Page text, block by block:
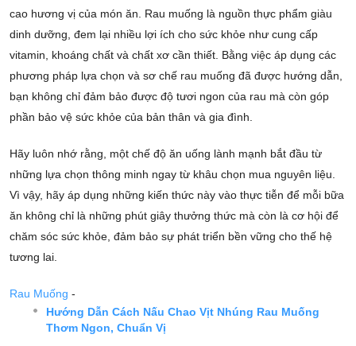
cao hương vị của món ăn. Rau muống là nguồn thực phẩm giàu
dinh dưỡng, đem lại nhiều lợi ích cho sức khỏe như cung cấp
vitamin, khoáng chất và chất xơ cần thiết. Bằng việc áp dụng các
phương pháp lựa chọn và sơ chế rau muống đã được hướng dẫn,
bạn không chỉ đảm bảo được độ tươi ngon của rau mà còn góp
phần bảo vệ sức khỏe của bản thân và gia đình.
Hãy luôn nhớ rằng, một chế độ ăn uống lành mạnh bắt đầu từ
những lựa chọn thông minh ngay từ khâu chọn mua nguyên liệu.
Vì vậy, hãy áp dụng những kiến thức này vào thực tiễn để mỗi bữa
ăn không chỉ là những phút giây thưởng thức mà còn là cơ hội để
chăm sóc sức khỏe, đảm bảo sự phát triển bền vững cho thế hệ
tương lai.
Rau Muống -
Hướng Dẫn Cách Nấu Chao Vịt Nhúng Rau Muống
Thơm Ngon, Chuẩn Vị